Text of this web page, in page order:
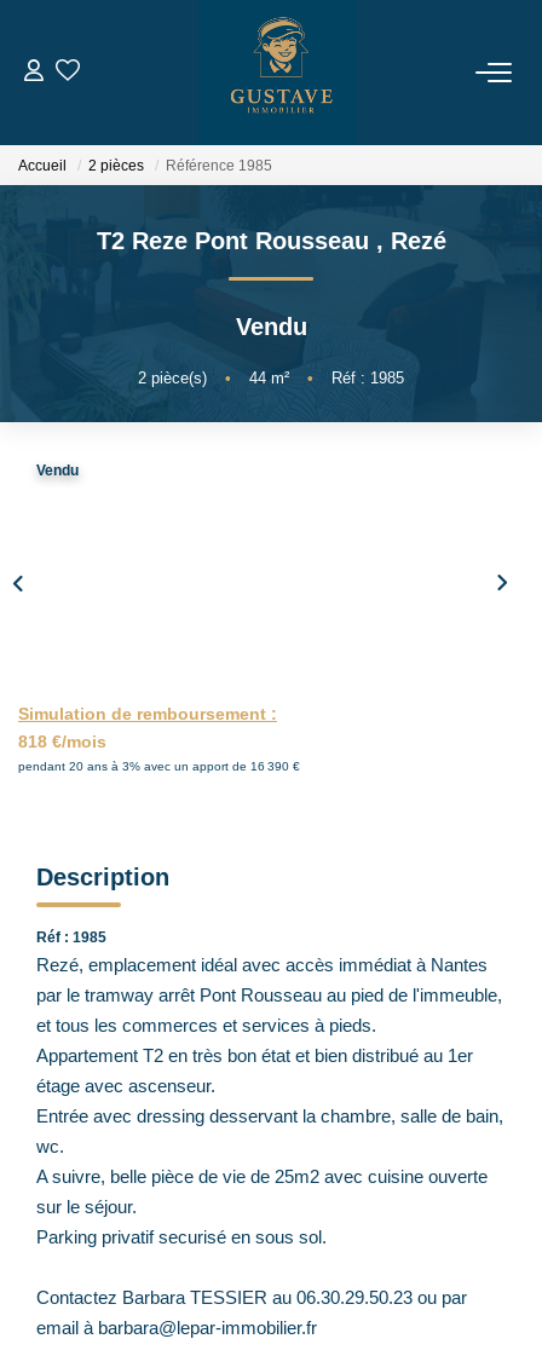
ACHETER
NOTRE AGENCE
Accueil 2 pièces Référence 1985
T2 Reze Pont Rousseau , Rezé
Vendu
2 pièce(s) • 44 m² • Réf : 1985
Vendu
Simulation de remboursement :
818 €/mois
pendant 20 ans à 3% avec un apport de 16 390 €
Description
Réf : 1985
Rezé, emplacement idéal avec accès immédiat à Nantes
par le tramway arrêt Pont Rousseau au pied de l'immeuble,
et tous les commerces et services à pieds.
Appartement T2 en très bon état et bien distribué au 1er
étage avec ascenseur.
Entrée avec dressing desservant la chambre, salle de bain,
wc.
A suivre, belle pièce de vie de 25m2 avec cuisine ouverte
sur le séjour.
Parking privatif securisé en sous sol.
Contactez Barbara TESSIER au 06.30.29.50.23 ou par
email à barbara@lepar-immobilier.fr